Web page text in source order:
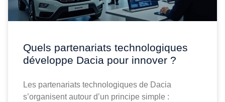
Quels partenariats technologiques
développe Dacia pour innover ?
Les partenariats technologiques de Dacia
s’organisent autour d’un principe simple :